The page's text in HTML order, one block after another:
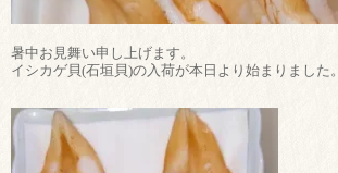
暑中お見舞い申し上げます。
イシカゲ貝(石垣貝)の入荷が本日より始まりました。